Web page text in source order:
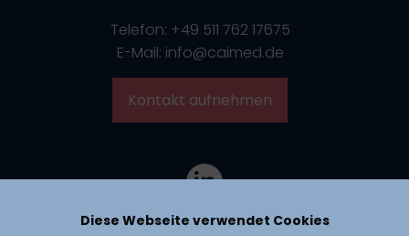
Diese Webseite verwendet Cookies
Telefon: +49 511 762 17675
E-Mail: info@caimed.de
Kontakt aufnehmen